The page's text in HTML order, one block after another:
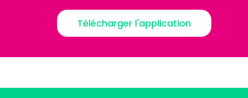
Télécharger l'application